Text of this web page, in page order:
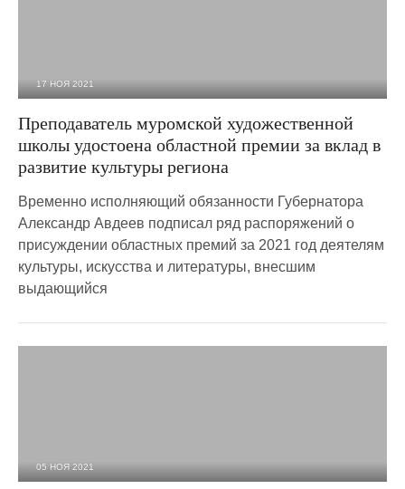
17 НОЯ 2021
Преподаватель муромской художественной
школы удостоена областной премии за вклад в
развитие культуры региона
Временно исполняющий обязанности Губернатора
Александр Авдеев подписал ряд распоряжений о
присуждении областных премий за 2021 год деятелям
культуры, искусства и литературы, внесшим
выдающийся
05 НОЯ 2021